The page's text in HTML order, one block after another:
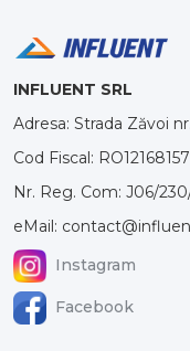
INFLUENT SRL
Adresa: Strada Zăvoi
Cod Fiscal: RO12168157
Nr. Reg. Com: J06/
eMail:
Instagram
Facebook